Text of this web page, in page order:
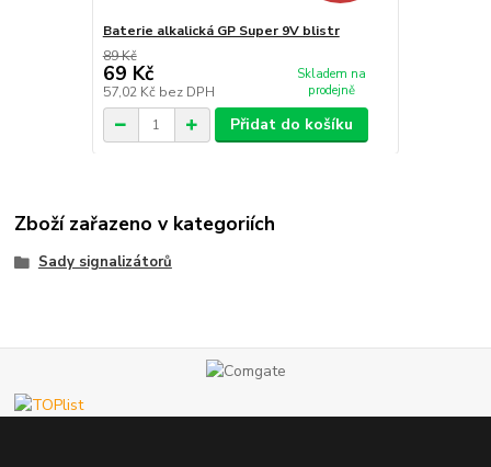
Baterie alkalická GP Super 9V blistr
89 Kč
69 Kč
57,02 Kč bez DPH
Skladem na
prodejně
Přidat do košíku
Zboží zařazeno v kategoriích
Sady signalizátorů